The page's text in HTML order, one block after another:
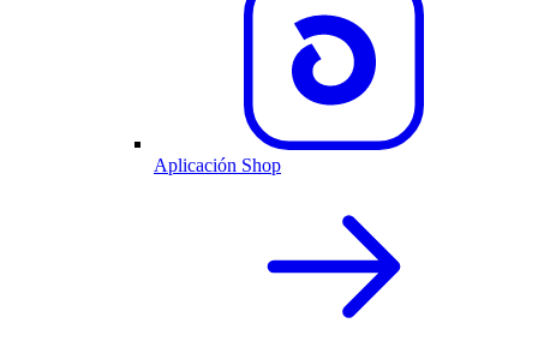
Aplicación Shop